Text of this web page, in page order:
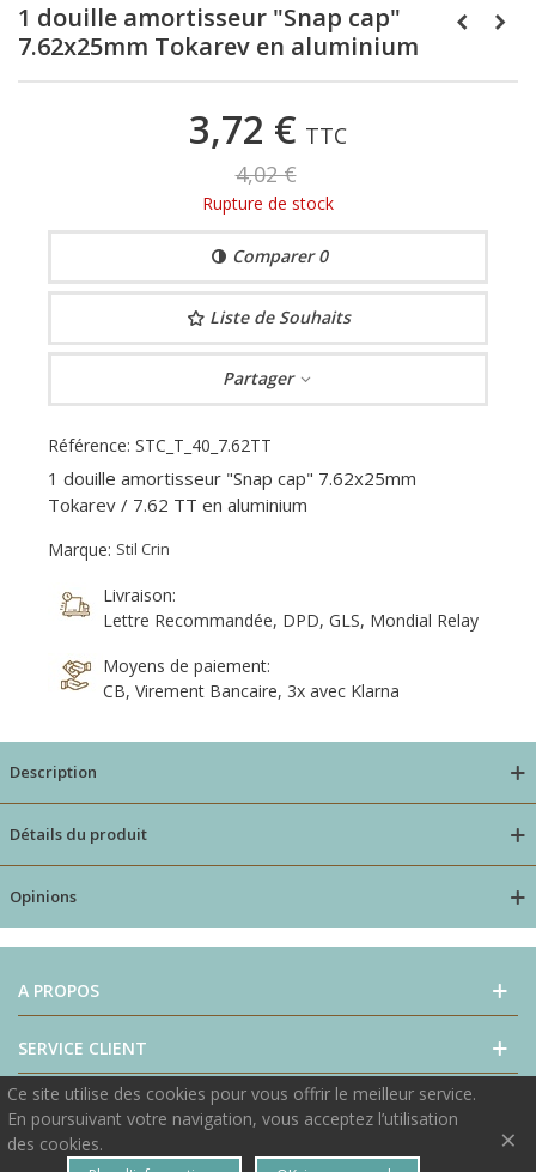
1 douille amortisseur "Snap cap"
7.62x25mm Tokarev en aluminium
Référence: STC_T_40_7.62TT
1 douille amortisseur "Snap cap" 7.62x25mm
Tokarev / 7.62 TT en aluminium
Marque: Stil Crin
Livraison:
Lettre Recommandée, DPD, GLS, Mondial Relay
Moyens de paiement:
CB, Virement Bancaire, 3x avec Klarna
3,72 € TTC
4,02 €
Rupture de stock
Comparer 0
Liste de Souhaits
Partager
Description
Détails du produit
Opinions
A PROPOS
SERVICE CLIENT
NOUS CONTACTER
Ce site utilise des cookies pour vous offrir le meilleur service.
En poursuivant votre navigation, vous acceptez l’utilisation
des cookies.
×